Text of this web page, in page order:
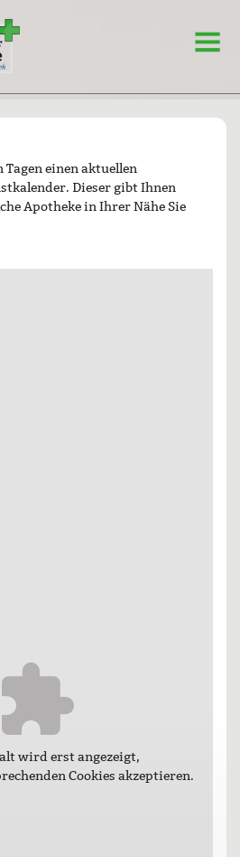
einen aktuellen
Dieser gibt Ihnen
Apotheke in Ihrer Nähe Sie
wird erst angezeigt,
Cookies akzeptieren.